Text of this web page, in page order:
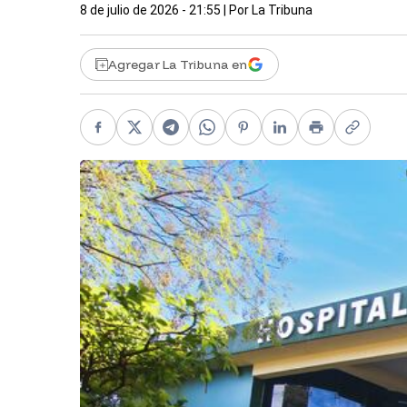
8 de julio de 2026 - 21:55 | Por La Tribuna
Agregar La Tribuna en
Facebook
X TelegramWhatsApp
PinterestLinkedIn
PrintCopy